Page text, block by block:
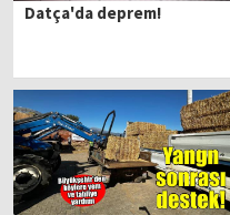
Datça'da deprem!